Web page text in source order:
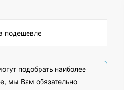
подешевле
подобрать наиболее
мы Вам обязательно